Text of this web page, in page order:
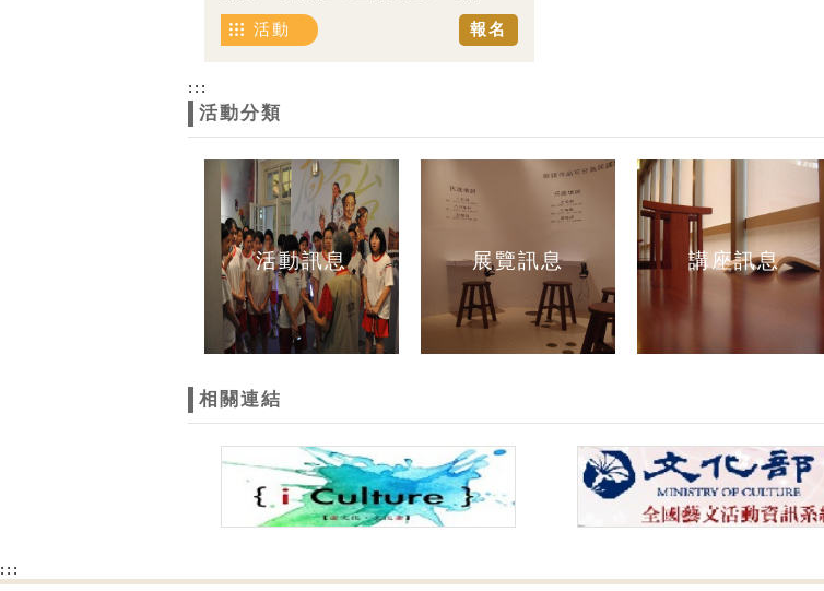
報名
活動
:::
活動分類
活動訊息 展覽訊息 講座訊息
相關連結
:::